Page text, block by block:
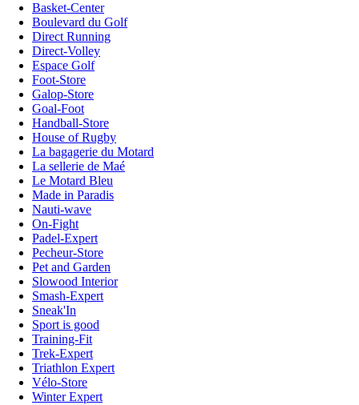
Basket-Center
Boulevard du Golf
Direct Running
Direct-Volley
Espace Golf
Foot-Store
Galop-Store
Goal-Foot
Handball-Store
House of Rugby
La bagagerie du Motard
La sellerie de Maé
Le Motard Bleu
Made in Paradis
Nauti-wave
On-Fight
Padel-Expert
Pecheur-Store
Pet and Garden
Slowood Interior
Smash-Expert
Sneak'In
Sport is good
Training-Fit
Trek-Expert
Triathlon Expert
Vélo-Store
Winter Expert